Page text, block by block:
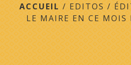
ACCUEIL/EDITOS/
LE MAIRE EN CE MOIS